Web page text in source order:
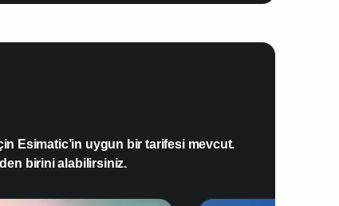
için eSIM kullanabilir miyim?
Esimatic’in uygun bir tarifesi mevcut.
birini alabilirsiniz.